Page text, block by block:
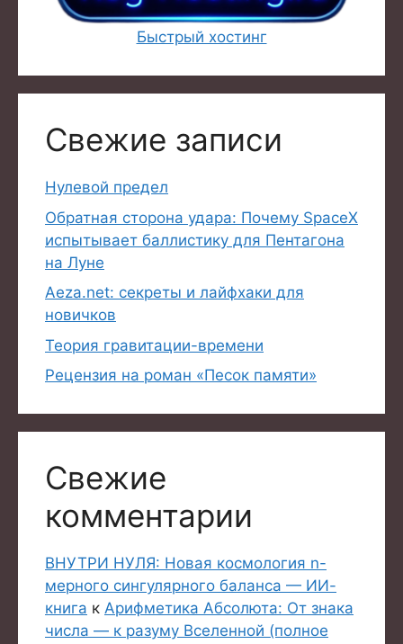
Быстрый хостинг
Свежие записи
Нулевой предел
Обратная сторона удара: Почему SpaceX
испытывает баллистику для Пентагона
на Луне
Aeza.net: секреты и лайфхаки для
новичков
Теория гравитации-времени
Рецензия на роман «Песок памяти»
Свежие
комментарии
ВНУТРИ НУЛЯ: Новая космология n-
мерного сингулярного баланса — ИИ-
книга к Арифметика Абсолюта: От знака
числа — к разуму Вселенной (полное